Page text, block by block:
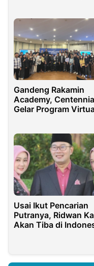
Gandeng Rakamin
Academy,
Gelar Program
Usai Ikut Pencarian
Putranya, Ridwan
Akan Tiba di